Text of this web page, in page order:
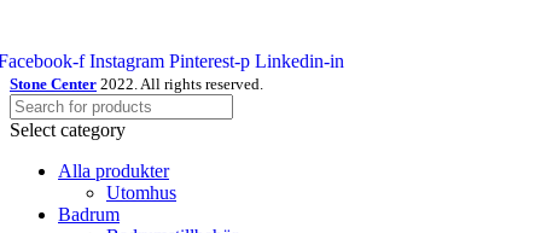
f Instagram Pinterest-p Linkedin-in
Stone Center 2022. All rights reserved.
Select category
Alla produkter
Utomhus
Badrum